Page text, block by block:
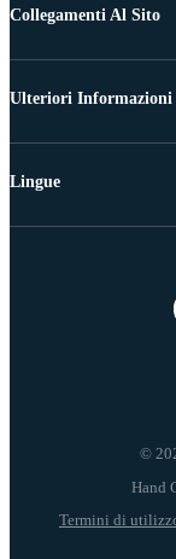
Collegamenti Al Sito
Ulteriori Informazioni
©
Termini di
Lingue